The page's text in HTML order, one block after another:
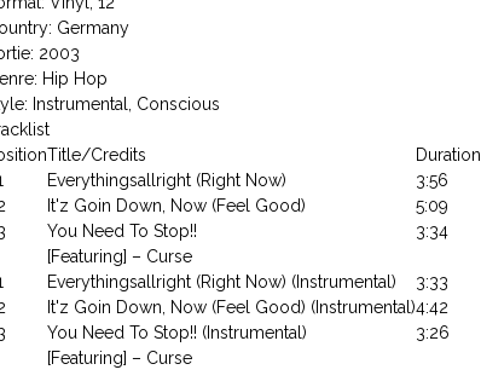
Germany
2003
Hip Hop
Instrumental, Conscious
Title/Credits
Duration
Everythingsallright (Right Now)
3:56
It'z Goin Down, Now (Feel Good)
5:09
You Need To Stop!!
[Featuring] – Curse
3:34
Everythingsallright (Right Now) (Instrumental)
3:33
It'z Goin Down, Now (Feel Good) (Instrumental)4:42
You Need To Stop!! (Instrumental)
[Featuring] – Curse
3:26